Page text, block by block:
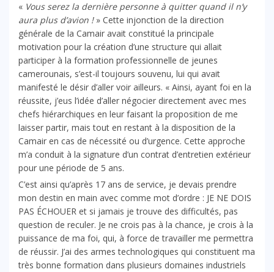
« Vous serez la dernière personne à quitter quand il n’y
aura plus d’avion !» Cette injonction de la direction
générale de la Camair avait constitué la principale
motivation pour la création d’une structure qui allait
participer à la formation professionnelle de jeunes
camerounais, s’est-il toujours souvenu, lui qui avait
manifesté le désir d’aller voir ailleurs. « Ainsi, ayant foi en la
réussite, j’eus l’idée d’aller négocier directement avec mes
chefs hiérarchiques en leur faisant la proposition de me
laisser partir, mais tout en restant à la disposition de la
Camair en cas de nécessité ou d’urgence. Cette approche
m’a conduit à la signature d’un contrat d’entretien extérieur
pour une période de 5 ans.
C’est ainsi qu’après 17 ans de service, je devais prendre
mon destin en main avec comme mot d’ordre : JE NE DOIS
PAS ÉCHOUER et si jamais je trouve des difficultés, pas
question de reculer. Je ne crois pas à la chance, je crois à la
puissance de ma foi, qui, à force de travailler me permettra
de réussir. J’ai des armes technologiques qui constituent ma
très bonne formation dans plusieurs domaines industriels